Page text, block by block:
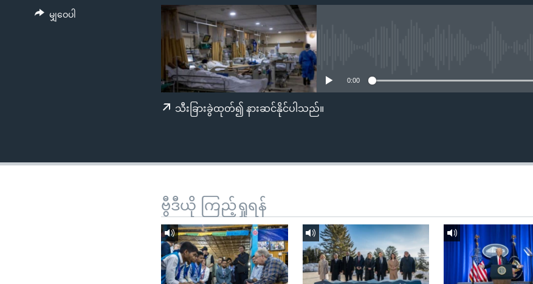
ကျော်
အစ္စရေး-ပါလက်စတိုင်း
အင်္ဂလိပ်စာလေ့လာမယ်
0:00
သီးခြားခွဲထုတ်၍ နားဆင်နိုင်ပါသည်။
မျှဝေပါ
ဗွီဒီယို ကြည့်ရှုရန်